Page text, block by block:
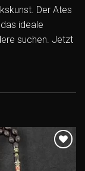
Der Ates
ideale
suchen. Jetzt